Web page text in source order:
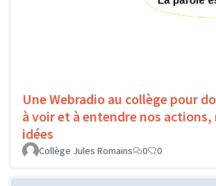
Une Webradio au collège pour
à voir et à entendre nos actions,
idées
Collège Jules Romains 0 0